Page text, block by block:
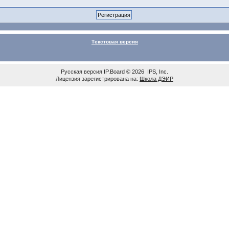
Текстовая версия
Русская версия IP.Board© 2026 IPS, Inc
Лицензия зарегистрирована на: Школа ДЭИР